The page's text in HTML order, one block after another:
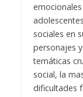
sociales en
personajes
temáticas
social, la
dificultades